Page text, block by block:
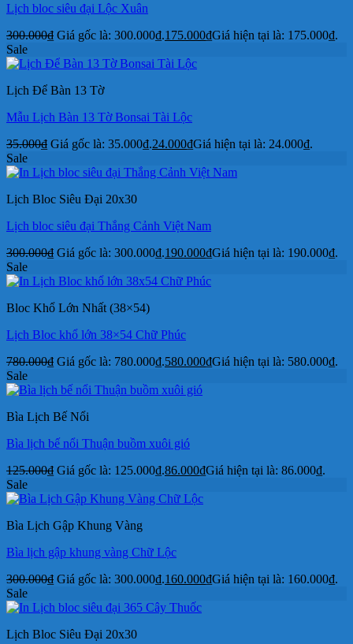
Lịch bloc siêu đại Lộc Xuân
300.000₫ Giá gốc là: 300.000₫.175.000₫Giá hiện tại là: 175.000₫.
Sale
Lịch Để Bàn 13 Tờ
Mẫu Lịch Bàn 13 Tờ Bonsai Tài Lộc
35.000₫ Giá gốc là: 35.000₫.24.000₫Giá hiện tại là: 24.000₫.
Sale
Lịch Bloc Siêu Đại 20x30
Lịch bloc siêu đại Thắng Cảnh Việt Nam
300.000₫ Giá gốc là: 300.000₫.190.000₫Giá hiện tại là: 190.000₫.
Sale
Bloc Khổ Lớn Nhất (38×54)
Lịch Bloc khổ lớn 38×54 Chữ Phúc
780.000₫ Giá gốc là: 780.000₫.580.000₫Giá hiện tại là: 580.000₫.
Sale
Bìa Lịch Bế Nổi
Bìa lịch bế nổi Thuận buồm xuôi gió
125.000₫ Giá gốc là: 125.000₫.86.000₫Giá hiện tại là: 86.000₫.
Sale
Bìa Lịch Gập Khung Vàng
Bìa lịch gập khung vàng Chữ Lộc
300.000₫ Giá gốc là: 300.000₫.160.000₫Giá hiện tại là: 160.000₫.
Sale
Lịch Bloc Siêu Đại 20x30